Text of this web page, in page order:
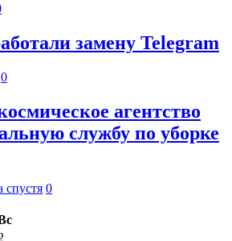
замену Telegram
0
агентство
службу по уборке
спустя 0